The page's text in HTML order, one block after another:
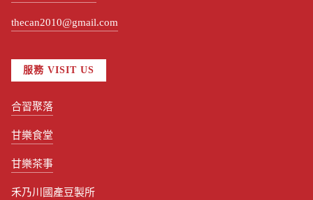
thecan2010@gmail.com
服務 VISIT US
合習聚落
甘樂食堂
甘樂茶事
禾乃川國產豆製所